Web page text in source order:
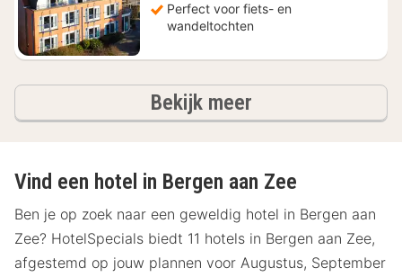
Perfect voor fiets- en
wandeltochten
Bekijk meerhotels
Vind een hotel in Bergen aan Zee
Ben je op zoek naar een geweldig hotel in Bergen aan
Zee? HotelSpecials biedt 11 hotels in Bergen aan Zee,
afgestemd op jouw plannen voor Augustus, September